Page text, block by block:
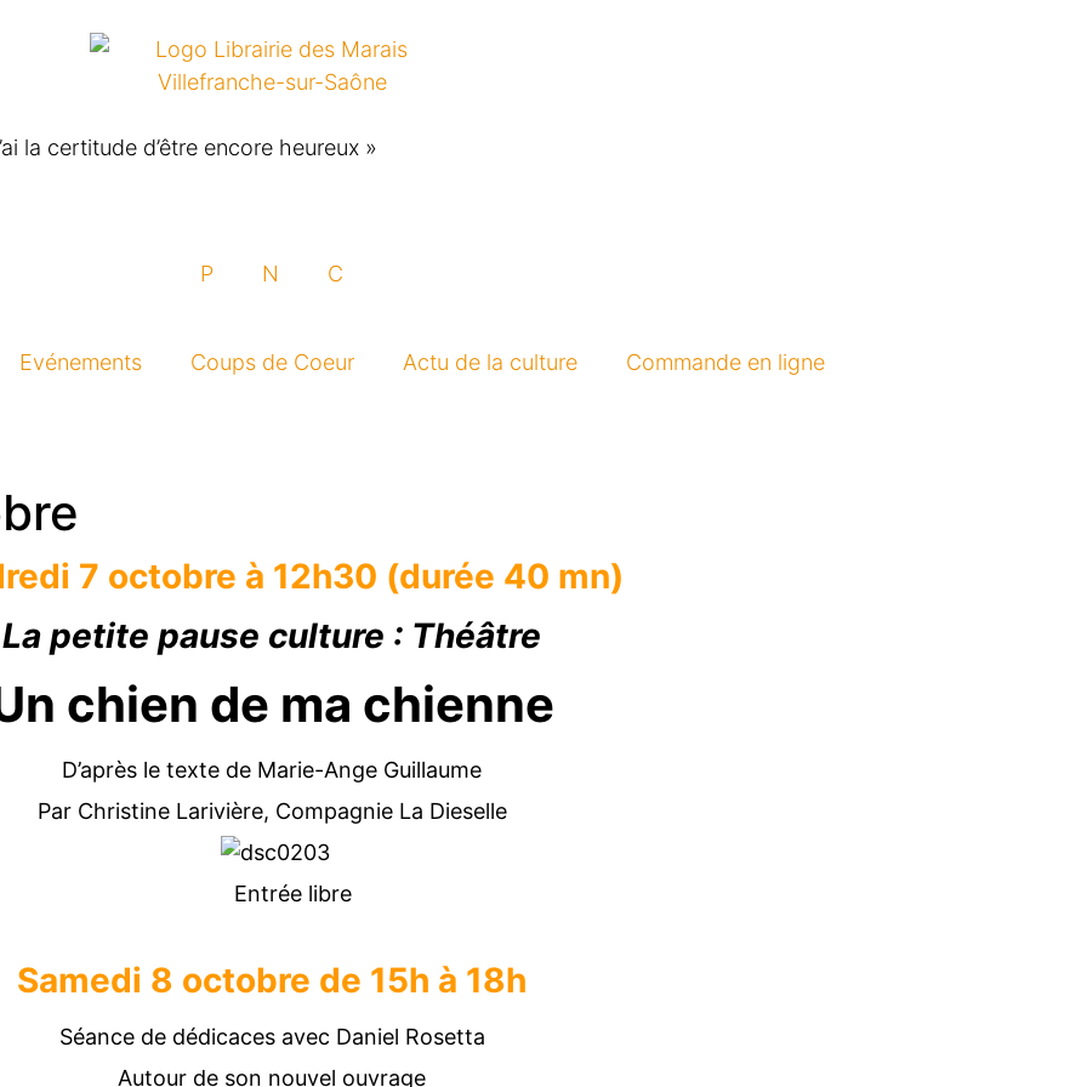
la certitude d’être encore heureux »
P N C
Evénements Coups de Coeur Actu de la culture Commande en ligne
7 octobre à 12h30 (durée 40 mn)
La petite pause culture : Théâtre
chien de ma chienne
D’après le texte de Marie-Ange Guillaume
Par Christine Larivière, Compagnie La Dieselle
Entrée libre
Samedi 8 octobre de 15h à 18h
Séance de dédicaces avec Daniel Rosetta
Autour de son nouvel ouvrage